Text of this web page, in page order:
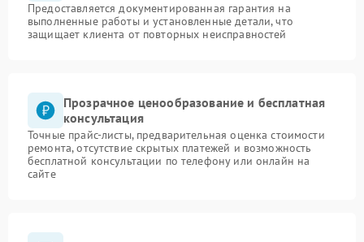
Предоставляется документированная гарантия на
выполненные работы и установленные детали, что
защищает клиента от повторных неисправностей
Прозрачное ценообразование и бесплатная
консультация
Точные прайс-листы, предварительная оценка стоимости
ремонта, отсутствие скрытых платежей и возможность
бесплатной консультации по телефону или онлайн на
сайте